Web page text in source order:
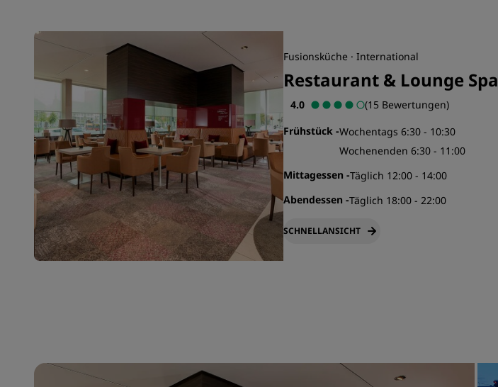
Fusionsküche · International
Restaurant & Lounge
4.0
(15 Bewertungen)
Frühstück -Wochentags 6:30 - 10:30
Wochenenden 6:30 - 11:00
Mittagessen -Täglich 12:00 - 14:00
Abendessen -Täglich 18:00 - 22:00
SCHNELLANSICHT